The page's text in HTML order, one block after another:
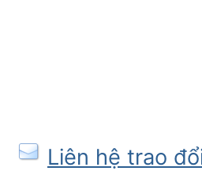
Liên hệ trao